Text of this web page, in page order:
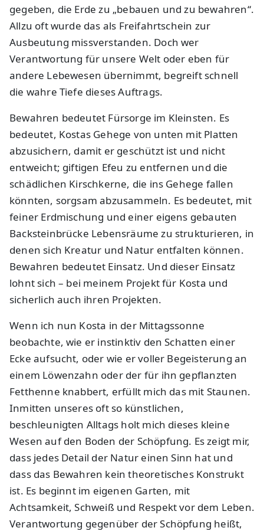
gegeben, die Erde zu „bebauen und zu bewahren“.
Allzu oft wurde das als Freifahrtschein zur
Ausbeutung missverstanden. Doch wer
Verantwortung für unsere Welt oder eben für
andere Lebewesen übernimmt, begreift schnell
die wahre Tiefe dieses Auftrags.
Bewahren bedeutet Fürsorge im Kleinsten. Es
bedeutet, Kostas Gehege von unten mit Platten
abzusichern, damit er geschützt ist und nicht
entweicht; giftigen Efeu zu entfernen und die
schädlichen Kirschkerne, die ins Gehege fallen
könnten, sorgsam abzusammeln. Es bedeutet, mit
feiner Erdmischung und einer eigens gebauten
Backsteinbrücke Lebensräume zu strukturieren, in
denen sich Kreatur und Natur entfalten können.
Bewahren bedeutet Einsatz. Und dieser Einsatz
lohnt sich – bei meinem Projekt für Kosta und
sicherlich auch ihren Projekten.
Wenn ich nun Kosta in der Mittagssonne
beobachte, wie er instinktiv den Schatten einer
Ecke aufsucht, oder wie er voller Begeisterung an
einem Löwenzahn oder der für ihn gepflanzten
Fetthenne knabbert, erfüllt mich das mit Staunen.
Inmitten unseres oft so künstlichen,
beschleunigten Alltags holt mich dieses kleine
Wesen auf den Boden der Schöpfung. Es zeigt mir,
dass jedes Detail der Natur einen Sinn hat und
dass das Bewahren kein theoretisches Konstrukt
ist. Es beginnt im eigenen Garten, mit
Achtsamkeit, Schweiß und Respekt vor dem Leben.
Verantwortung gegenüber der Schöpfung heißt,